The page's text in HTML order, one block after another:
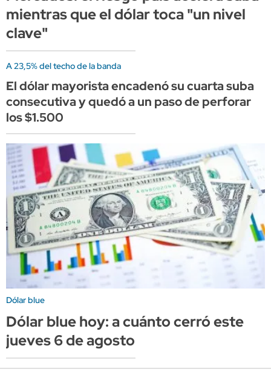
mientras que el dólar toca "un nivel
clave"
A 23,5% del techo de la banda
El dólar mayorista encadenó su cuarta suba
consecutiva y quedó a un paso de perforar
los $1.500
Dólar blue
Dólar blue hoy: a cuánto cerró este
jueves 6 de agosto